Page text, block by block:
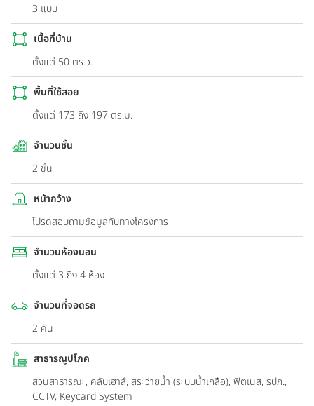
3 แบบ
เนื้อที่บ้าน
ตั้งแต่ 50 ตร.ว.
พื้นที่ใช้สอย
ตั้งแต่ 173 ถึง 197 ตร.ม.
จำนวนชั้น
2 ชั้น
หน้ากว้าง
โปรดสอบถามข้อมูลกับทางโครงการ
จำนวนห้องนอน
ตั้งแต่ 3 ถึง 4 ห้อง
จำนวนที่จอดรถ
2 คัน
สาธารณูปโภค
สวนสาธารณะ, คลับเฮาส์, สระว่ายน้ำ (ระบบน้ำเกลือ), ฟิตเนส, รปภ.,
CCTV, Keycard System